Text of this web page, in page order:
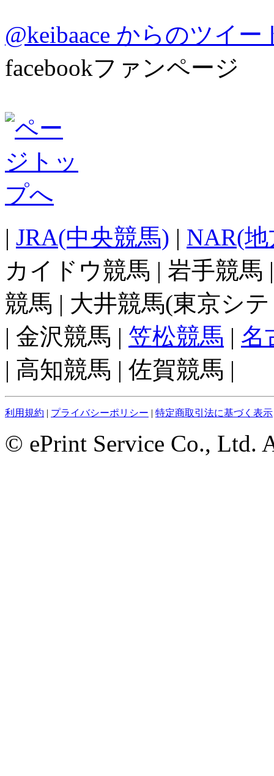
@keibaace からのツイー
facebookファンページ
| JRA(中央競馬) | NAR(
カイドウ競馬 | 岩手競馬
競馬 | 大井競馬(東京シ
| 金沢競馬 | 笠松競馬 | 名
| 高知競馬 | 佐賀競馬 |
利用規約 | プライバシーポリシー | 特定商取引法に基づく表示
© ePrint Service Co., Ltd.